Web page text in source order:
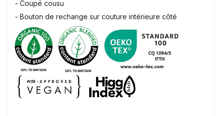
- Coupé cousu
- Bouton de rechange sur couture intérieure côté